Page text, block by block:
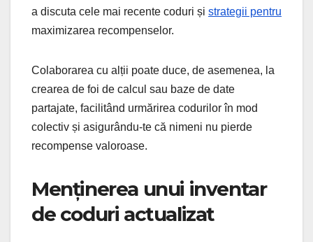
a discuta cele mai recente coduri și strategii pentru
maximizarea recompenselor.
Colaborarea cu alții poate duce, de asemenea, la
crearea de foi de calcul sau baze de date
partajate, facilitând urmărirea codurilor în mod
colectiv și asigurându-te că nimeni nu pierde
recompense valoroase.
Menținerea unui inventar
de coduri actualizat